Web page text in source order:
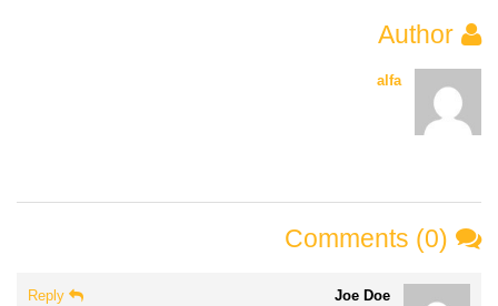
Author
alfa
Comments (0)
Joe Doe